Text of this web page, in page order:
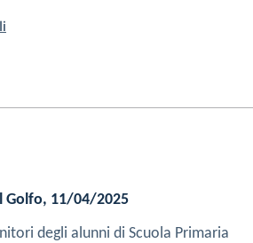
Golfo, 11/04/2025
degli alunni di Scuola Primaria